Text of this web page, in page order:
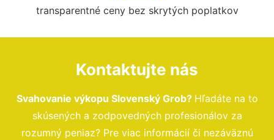
transparentné ceny bez skrytých poplatkov
Kontaktujte nás
Svahovanie výkopu Slovenský Grob? Hľadáte na to
skúsených a zodpovedných profesionálov za
rozumný peniaz? Pre viac informácií či nezáväznú